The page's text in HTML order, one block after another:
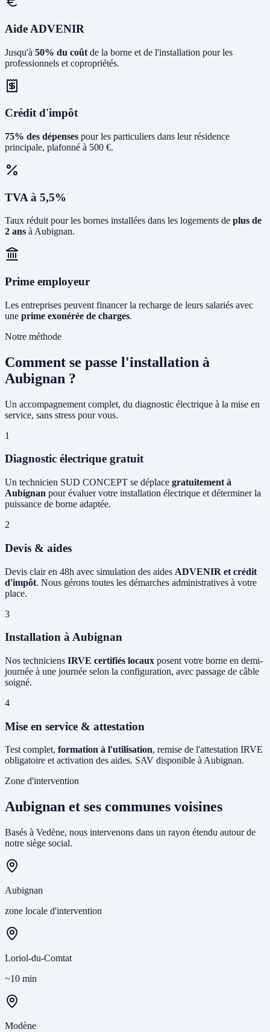
Aide ADVENIR
Jusqu'à 50% du coût de la borne et de l'installation pour les
professionnels et copropriétés.
Crédit d'impôt
75% des dépenses pour les particuliers dans leur résidence
principale, plafonné à 500 €.
TVA à 5,5%
Taux réduit pour les bornes installées dans les logements de plus de
2 ans à Aubignan.
Prime employeur
Les entreprises peuvent financer la recharge de leurs salariés avec
une prime exonérée de charges.
Notre méthode
Comment se passe l'installation à
Aubignan ?
Un accompagnement complet, du diagnostic électrique à la mise en
service, sans stress pour vous.
1
Diagnostic électrique gratuit
Un technicien SUD CONCEPT se déplace gratuitement à
Aubignan pour évaluer votre installation électrique et déterminer la
puissance de borne adaptée.
2
Devis & aides
Devis clair en 48h avec simulation des aides ADVENIR et crédit
d'impôt. Nous gérons toutes les démarches administratives à votre
place.
3
Installation à Aubignan
Nos techniciens IRVE certifiés locaux posent votre borne en demi-
journée à une journée selon la configuration, avec passage de câble
soigné.
4
Mise en service & attestation
Test complet, formation à l'utilisation, remise de l'attestation IRVE
obligatoire et activation des aides. SAV disponible à Aubignan.
Zone d'intervention
Aubignan et ses communes voisines
Basés à Vedène, nous intervenons dans un rayon étendu autour de
notre siège social.
Aubignan
zone locale d'intervention
Loriol-du-Comtat
~10 min
Modène